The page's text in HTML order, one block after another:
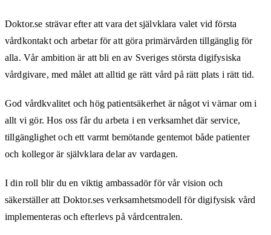
Doktor.se strävar efter att vara det självklara valet vid första
vårdkontakt och arbetar för att göra primärvården tillgänglig för
alla. Vår ambition är att bli en av Sveriges största digifysiska
vårdgivare, med målet att alltid ge rätt vård på rätt plats i rätt tid.
God vårdkvalitet och hög patientsäkerhet är något vi värnar om i
allt vi gör. Hos oss får du arbeta i en verksamhet där service,
tillgänglighet och ett varmt bemötande gentemot både patienter
och kollegor är självklara delar av vardagen.
I din roll blir du en viktig ambassadör för vår vision och
säkerställer att Doktor.ses verksamhetsmodell för digifysisk vård
implementeras och efterlevs på vårdcentralen.